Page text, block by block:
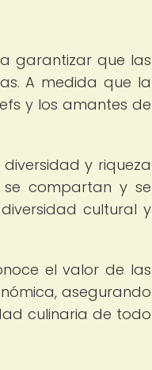
garantizar que las
A medida que la
y los amantes de
y riqueza
compartan y se
cultural y
el valor de las
asegurando
culinaria de todo